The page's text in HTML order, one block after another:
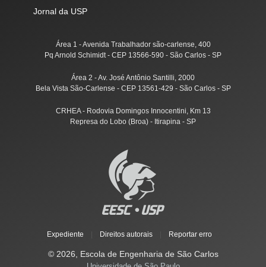
Jornal da USP
Área 1 - Avenida Trabalhador são-carlense, 400
Pq Arnold Schimidt - CEP 13566-590 - São Carlos - SP
Área 2 - Av. José Antônio Santilli, 2000
Bela Vista São-Carlense - CEP 13561-429 - São Carlos - SP
CRHEA - Rodovia Domingos Innocentini, Km 13
Represa do Lobo (Broa) - Itirapina - SP
Expediente Direitos autorais Reportar erro
© 2026, Escola de Engenharia de São Carlos